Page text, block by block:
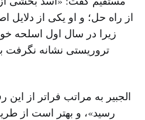
از راه حل؛ و او یکی از
زیرا در سال اول اسلحه
تروریستی نشانه نگرفت
الجبیر به مراتب فراتر از
رسید»، و بهتر است از